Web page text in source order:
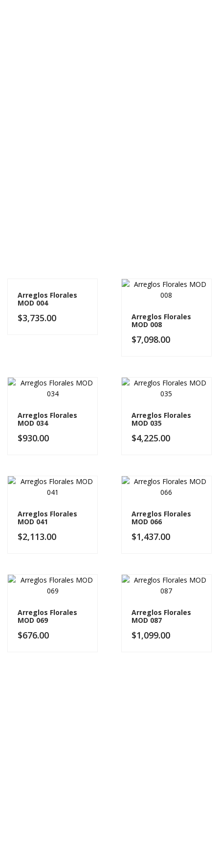
Arreglos Florales
MOD 004
$3,735.00
Arreglos Florales
MOD 008
$7,098.00
Arreglos Florales
MOD 034
$930.00
Arreglos Florales
MOD 035
$4,225.00
Arreglos Florales
MOD 041
$2,113.00
Arreglos Florales
MOD 066
$1,437.00
Arreglos Florales
MOD 069
$676.00
Arreglos Florales
MOD 087
$1,099.00